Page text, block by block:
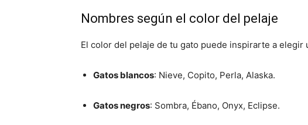
Nombres según el color del pelaje
El color del pelaje de tu gato puede inspirarte a elegir
Gatos blancos: Nieve, Copito, Perla, Alaska.
Gatos negros: Sombra, Ébano, Onyx, Eclipse.